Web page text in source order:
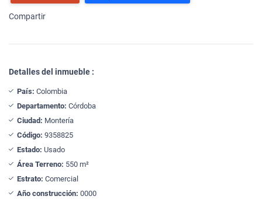
Compartir
Detalles del inmueble :
País: Colombia
Departamento: Córdoba
Ciudad: Montería
Código: 9358825
Estado: Usado
Área Terreno: 550 m²
Estrato: Comercial
Año construcción: 0000